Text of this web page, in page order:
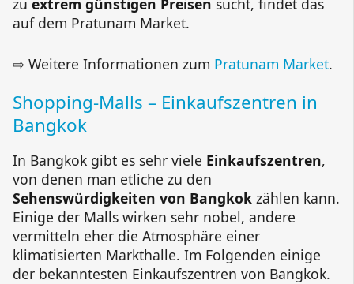
zu extrem günstigen Preisen sucht, findet das
auf dem Pratunam Market.
⇨ Weitere Informationen zum Pratunam Market.
Shopping-Malls – Einkaufszentren in
Bangkok
In Bangkok gibt es sehr viele Einkaufszentren,
von denen man etliche zu den
Sehenswürdigkeiten von Bangkok zählen kann.
Einige der Malls wirken sehr nobel, andere
vermitteln eher die Atmosphäre einer
klimatisierten Markthalle. Im Folgenden einige
der bekanntesten Einkaufszentren von Bangkok.